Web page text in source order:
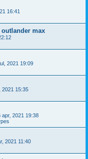
16:41
max
2021 19:09
2021 15:35
apr, 2021 19:38
2021 11:40